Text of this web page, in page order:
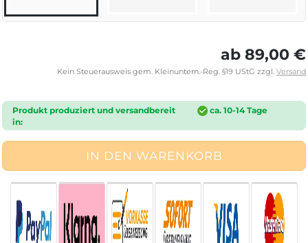
ab 89,00 €
Kein Steuerausweis gem. Kleinuntern.-Reg. §19 UStG zzgl. Versand
Produkt produziert und versandbereit
in:
ca. 10-14 Tage